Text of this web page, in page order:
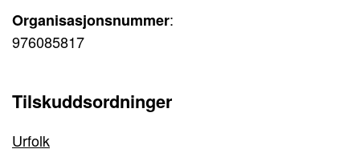
Organisasjonsnummer:
976085817
Tilskuddsordninger
Urfolk